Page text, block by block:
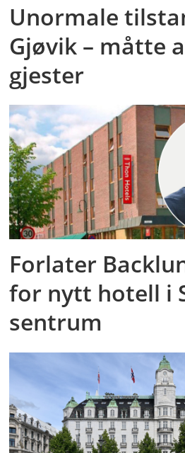
Unormale
Gjøvik – måtte
gjester
Forlater
for nytt hotell i
sentrum